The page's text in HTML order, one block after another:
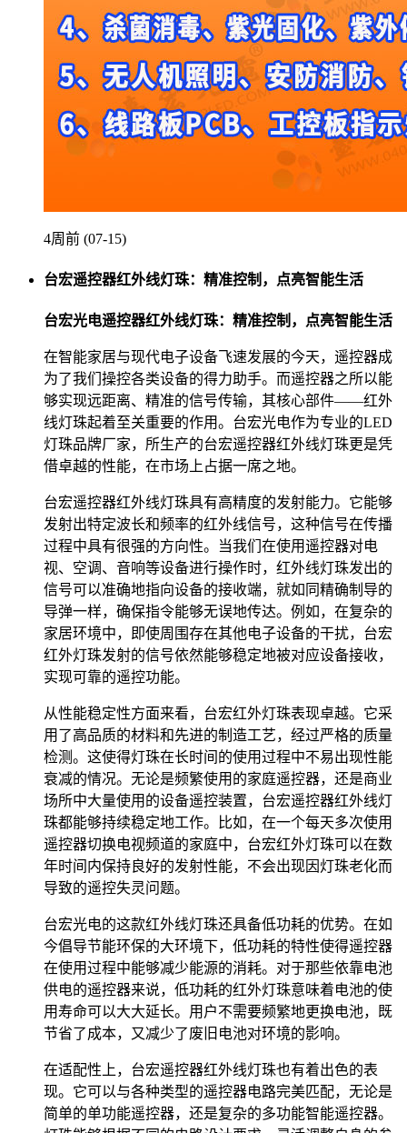
4周前 (07-15)
台宏遥控器红外线灯珠：精准控制，点亮智能生活
台宏光电遥控器红外线灯珠：精准控制，点亮智能生活
在智能家居与现代电子设备飞速发展的今天，遥控器成
为了我们操控各类设备的得力助手。而遥控器之所以能
够实现远距离、精准的信号传输，其核心部件——红外
线灯珠起着至关重要的作用。台宏光电作为专业的LED
灯珠品牌厂家，所生产的台宏遥控器红外线灯珠更是凭
借卓越的性能，在市场上占据一席之地。
台宏遥控器红外线灯珠具有高精度的发射能力。它能够
发射出特定波长和频率的红外线信号，这种信号在传播
过程中具有很强的方向性。当我们在使用遥控器对电
视、空调、音响等设备进行操作时，红外线灯珠发出的
信号可以准确地指向设备的接收端，就如同精确制导的
导弹一样，确保指令能够无误地传达。例如，在复杂的
家居环境中，即使周围存在其他电子设备的干扰，台宏
红外灯珠发射的信号依然能够稳定地被对应设备接收，
实现可靠的遥控功能。
从性能稳定性方面来看，台宏红外灯珠表现卓越。它采
用了高品质的材料和先进的制造工艺，经过严格的质量
检测。这使得灯珠在长时间的使用过程中不易出现性能
衰减的情况。无论是频繁使用的家庭遥控器，还是商业
场所中大量使用的设备遥控装置，台宏遥控器红外线灯
珠都能够持续稳定地工作。比如，在一个每天多次使用
遥控器切换电视频道的家庭中，台宏红外灯珠可以在数
年时间内保持良好的发射性能，不会出现因灯珠老化而
导致的遥控失灵问题。
台宏光电的这款红外线灯珠还具备低功耗的优势。在如
今倡导节能环保的大环境下，低功耗的特性使得遥控器
在使用过程中能够减少能源的消耗。对于那些依靠电池
供电的遥控器来说，低功耗的红外灯珠意味着电池的使
用寿命可以大大延长。用户不需要频繁地更换电池，既
节省了成本，又减少了废旧电池对环境的影响。
在适配性上，台宏遥控器红外线灯珠也有着出色的表
现。它可以与各种类型的遥控器电路完美匹配，无论是
简单的单功能遥控器，还是复杂的多功能智能遥控器。